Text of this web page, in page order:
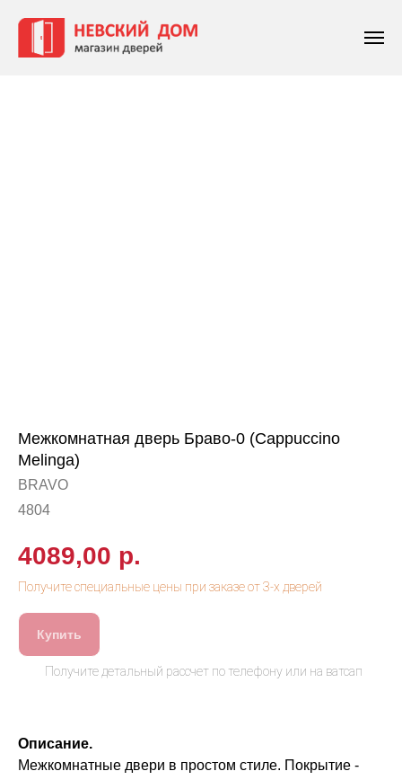
Межкомнатная дверь Браво-0 (Cappuccino
Melinga)
BRAVO
4804
4089,00 р.
Купить
Описание.
Межкомнатные двери в простом стиле. Покрытие -